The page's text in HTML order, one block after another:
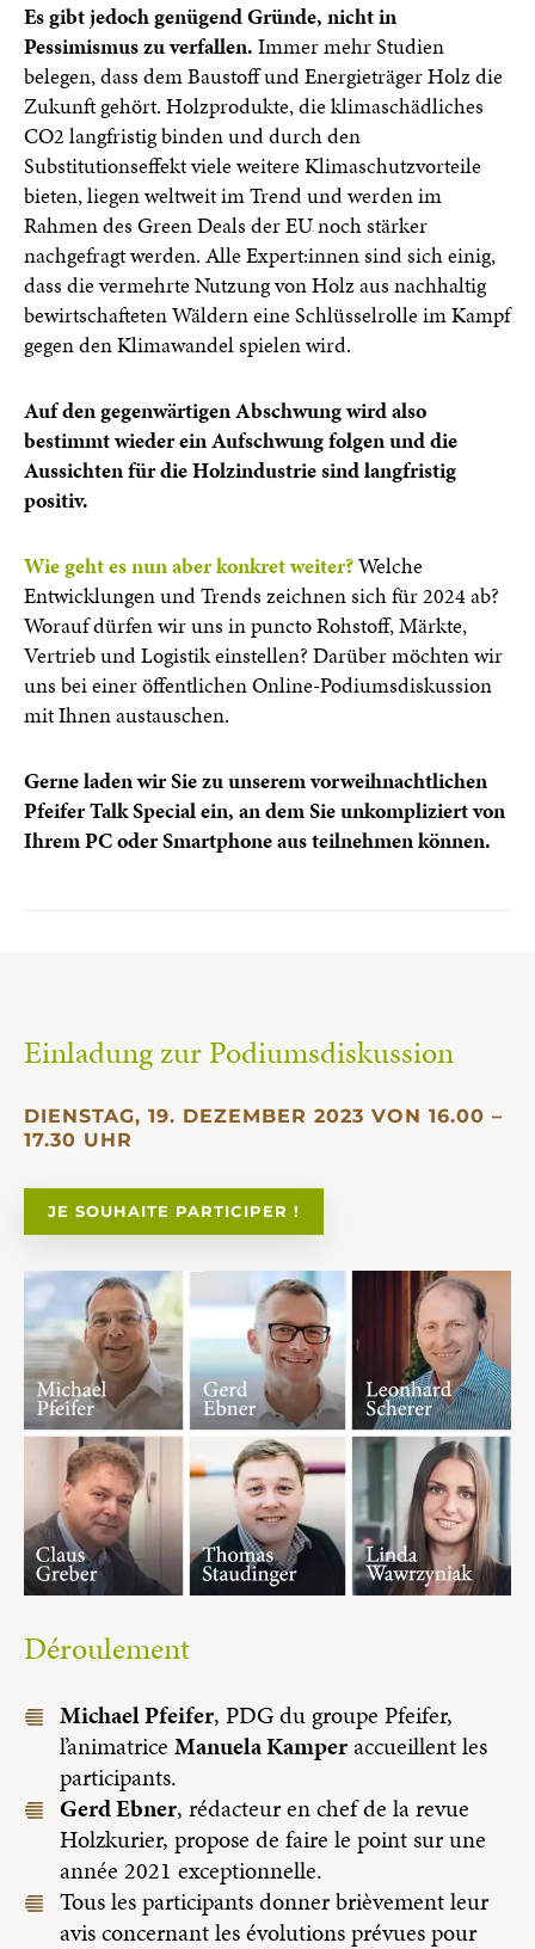
Es gibt jedoch genügend Gründe, nicht in
Pessimismus zu verfallen.Immer mehr Studien
belegen, dass dem Baustoff und Energieträger Holz die
Zukunft gehört. Holzprodukte, die klimaschädliches
CO2 langfristig binden und durch den
Substitutionseffekt viele weitere Klimaschutzvorteile
bieten, liegen weltweit im Trend und werden im
Rahmen des Green Deals der EU noch stärker
nachgefragt werden. Alle Expert:innen sind sich einig,
dass die vermehrte Nutzung von Holz aus nachhaltig
bewirtschafteten Wäldern eine Schlüsselrolle im Kampf
gegen den Klimawandel spielen wird.
Auf den gegenwärtigen Abschwung wird also
bestimmt wieder ein Aufschwung folgen und die
Aussichten für die Holzindustrie sind langfristig
positiv.
Wie geht es nun aber konkret weiter?Welche
Entwicklungen und Trends zeichnen sich für 2024 ab?
Worauf dürfen wir uns in puncto Rohstoff, Märkte,
Vertrieb und Logistik einstellen? Darüber möchten wir
uns bei einer öffentlichen Online-Podiumsdiskussion
mit Ihnen austauschen.
Gerne laden wir Sie zu unserem vorweihnachtlichen
Pfeifer Talk Special ein, an dem Sie unkompliziert von
Ihrem PC oder Smartphone aus teilnehmen können.
Einladung zur Podiumsdiskussion
DIENSTAG, 19. DEZEMBER 2023 VON 16.00 –
17.30 UHR
JE SOUHAITE PARTICIPER !
Déroulement
Michael Pfeifer, PDG du groupe Pfeifer,
l’animatrice Manuela Kamperaccueillent les
participants.
Gerd Ebner, rédacteur en chef de la revue
Holzkurier, propose de faire le point sur une
année 2021 exceptionnelle.
Tous les participants donner brièvement leur
avis concernant les évolutions prévues pour